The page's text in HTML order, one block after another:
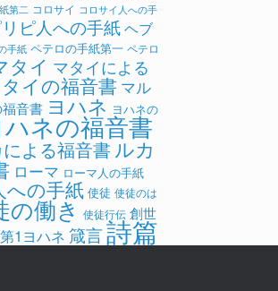
第二 コロサイ コロサイ人への手
ピ人への手紙ヘブ
手紙 ペテロの手紙第一 ペテロ
タイ マタイによる
イの福音書マル
音書 ヨハネ ヨハネの
ネの福音書
よる福音書ルカ
ローマ ローマ人の手紙
への手紙 使徒 使徒のは
の働き 使徒行伝 創世
第1ヨハネ 箴言詩篇